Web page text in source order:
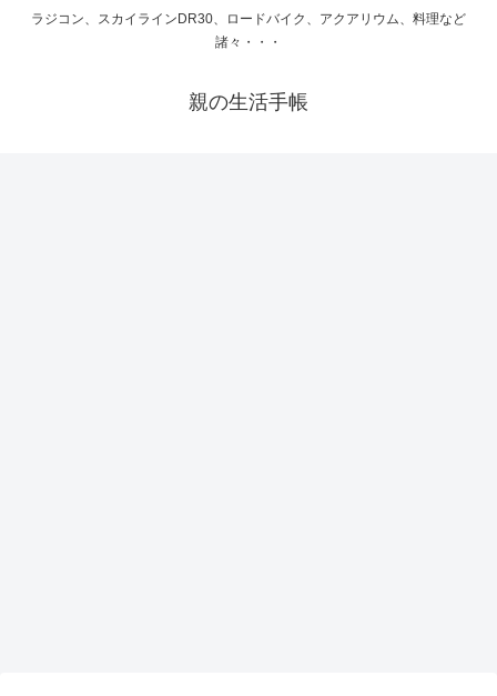
ラジコン、スカイラインDR30、ロードバイク、アクアリウム、料理など
諸々・・・
親の生活手帳